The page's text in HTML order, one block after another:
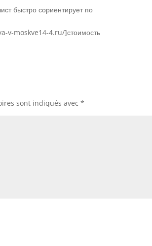
быстро сориентирует по
v-moskve14-4.ru/]стоимость
sont indiqués avec*